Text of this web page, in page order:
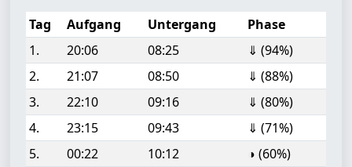
Tag
Aufgang Untergang
Phase
1.
20:06 08:25
⇓ (94%)
2.
21:07 08:50
⇓ (88%)
3.
22:10 09:16
⇓ (80%)
4.
23:15 09:43
⇓ (71%)
5.
00:22 10:12
◑ (60%)